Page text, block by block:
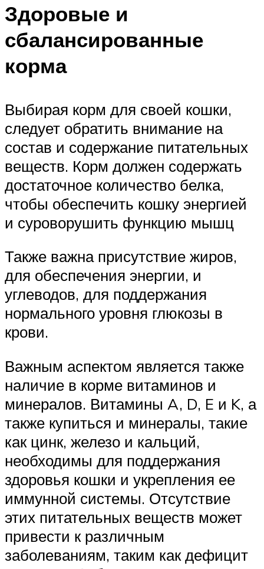
Здоровые и
сбалансированные
корма
Выбирая корм для своей кошки,
следует обратить внимание на
состав и содержание питательных
веществ. Корм должен содержать
достаточное количество белка,
чтобы обеспечить кошку энергией
и суроворушить функцию мышц
Также важна присутствие жиров,
для обеспечения энергии, и
углеводов, для поддержания
нормального уровня глюкозы в
крови.
Важным аспектом является также
наличие в корме витаминов и
минералов. Витамины A, D, E и K, а
также купиться и минералы, такие
как цинк, железо и кальций,
необходимы для поддержания
здоровья кошки и укрепления ее
иммунной системы. Отсутствие
этих питательных веществ может
привести к различным
заболеваниям, таким как дефицит